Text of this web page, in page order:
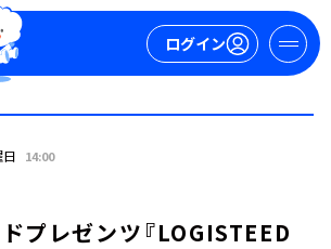
ログイン
14:00
プレゼンツ『LOGISTEED